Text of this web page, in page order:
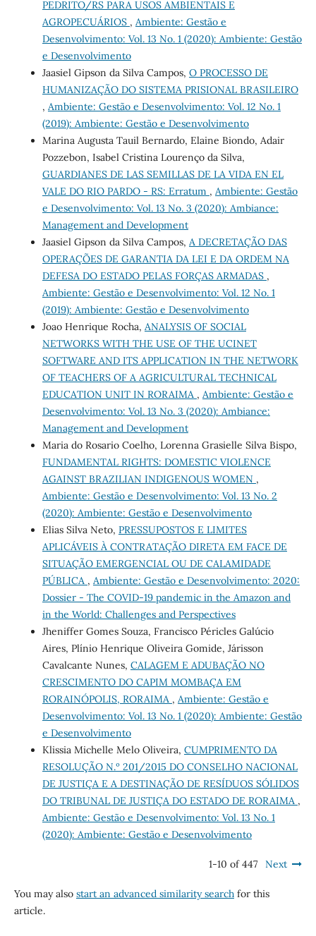
PEDRITO/RS PARA USOS AMBIENTAIS E
AGROPECUÁRIOS , Ambiente: Gestão e
Desenvolvimento: Vol. 13 No. 1 (2020): Ambiente: Gestão
e Desenvolvimento
Jaasiel Gipson da Silva Campos, O PROCESSO DE
HUMANIZAÇÃO DO SISTEMA PRISIONAL BRASILEIRO
, Ambiente: Gestão e Desenvolvimento: Vol. 12 No. 1
(2019): Ambiente: Gestão e Desenvolvimento
Marina Augusta Tauil Bernardo, Elaine Biondo, Adair
Pozzebon, Isabel Cristina Lourenço da Silva,
GUARDIANES DE LAS SEMILLAS DE LA VIDA EN EL
VALE DO RIO PARDO - RS: Erratum , Ambiente: Gestão
e Desenvolvimento: Vol. 13 No. 3 (2020): Ambiance:
Management and Development
Jaasiel Gipson da Silva Campos, A DECRETAÇÃO DAS
OPERAÇÕES DE GARANTIA DA LEI E DA ORDEM NA
DEFESA DO ESTADO PELAS FORÇAS ARMADAS ,
Ambiente: Gestão e Desenvolvimento: Vol. 12 No. 1
(2019): Ambiente: Gestão e Desenvolvimento
Joao Henrique Rocha, ANALYSIS OF SOCIAL
NETWORKS WITH THE USE OF THE UCINET
SOFTWARE AND ITS APPLICATION IN THE NETWORK
OF TEACHERS OF A AGRICULTURAL TECHNICAL
EDUCATION UNIT IN RORAIMA , Ambiente: Gestão e
Desenvolvimento: Vol. 13 No. 3 (2020): Ambiance:
Management and Development
Maria do Rosario Coelho, Lorenna Grasielle Silva Bispo,
FUNDAMENTAL RIGHTS: DOMESTIC VIOLENCE
AGAINST BRAZILIAN INDIGENOUS WOMEN ,
Ambiente: Gestão e Desenvolvimento: Vol. 13 No. 2
(2020): Ambiente: Gestão e Desenvolvimento
Elias Silva Neto, PRESSUPOSTOS E LIMITES
APLICÁVEIS À CONTRATAÇÃO DIRETA EM FACE DE
SITUAÇÃO EMERGENCIAL OU DE CALAMIDADE
PÚBLICA , Ambiente: Gestão e Desenvolvimento: 2020:
Dossier - The COVID-19 pandemic in the Amazon and
in the World: Challenges and Perspectives
Jheniffer Gomes Souza, Francisco Péricles Galúcio
Aires, Plínio Henrique Oliveira Gomide, Járisson
Cavalcante Nunes, CALAGEM E ADUBAÇÃO NO
CRESCIMENTO DO CAPIM MOMBAÇA EM
RORAINÓPOLIS, RORAIMA , Ambiente: Gestão e
Desenvolvimento: Vol. 13 No. 1 (2020): Ambiente: Gestão
e Desenvolvimento
Klissia Michelle Melo Oliveira, CUMPRIMENTO DA
RESOLUÇÃO N.º 201/2015 DO CONSELHO NACIONAL
DE JUSTIÇA E A DESTINAÇÃO DE RESÍDUOS SÓLIDOS
DO TRIBUNAL DE JUSTIÇA DO ESTADO DE RORAIMA ,
Ambiente: Gestão e Desenvolvimento: Vol. 13 No. 1
(2020): Ambiente: Gestão e Desenvolvimento
1-10 of 447 Next
You may also start an advanced similarity searchfor this
article.